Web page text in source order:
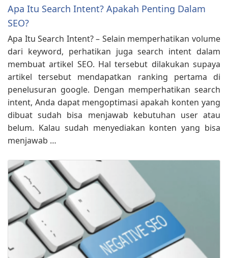
Apa Itu Search Intent? Apakah Penting Dalam
SEO?
Apa Itu Search Intent? – Selain memperhatikan volume
dari keyword, perhatikan juga search intent dalam
membuat artikel SEO. Hal tersebut dilakukan supaya
artikel tersebut mendapatkan ranking pertama di
penelusuran google. Dengan memperhatikan search
intent, Anda dapat mengoptimasi apakah konten yang
dibuat sudah bisa menjawab kebutuhan user atau
belum. Kalau sudah menyediakan konten yang bisa
menjawab …